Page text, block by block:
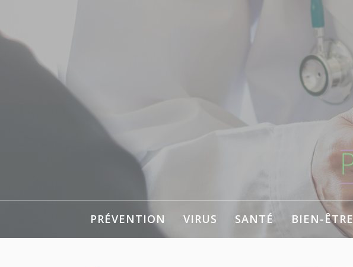
contenu
Pour votre bien-être
PRÉVENTION VIRUS SANTÉ BIEN-ÊTRE